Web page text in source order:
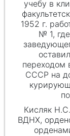
учебу в
1952 г.
№ 1,
переходом
СССР на
Кисляк
ВДНХ,